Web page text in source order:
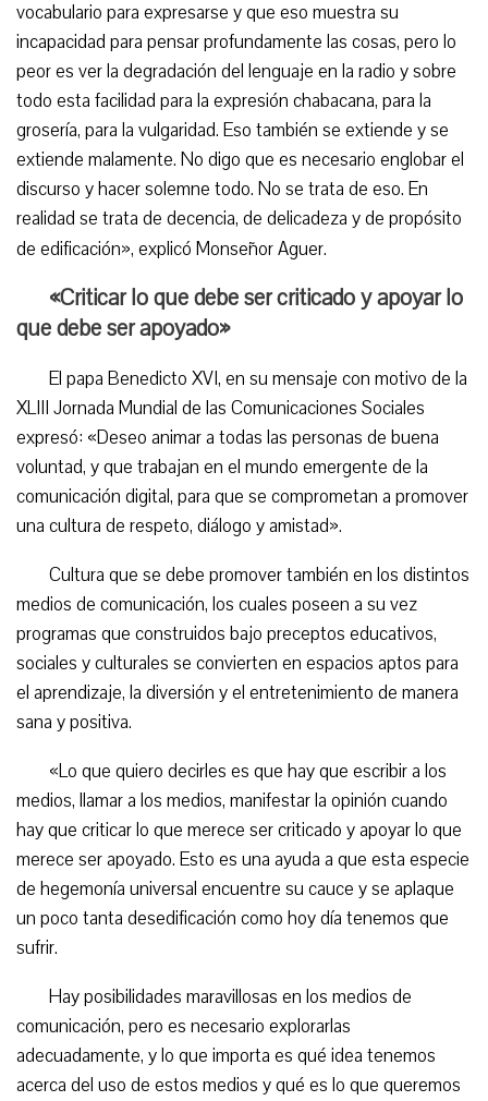
vocabulario para expresarse y que eso muestra su
incapacidad para pensar profundamente las cosas, pero lo
peor es ver la degradación del lenguaje en la radio y sobre
todo esta facilidad para la expresión chabacana, para la
grosería, para la vulgaridad. Eso también se extiende y se
extiende malamente. No digo que es necesario englobar el
discurso y hacer solemne todo. No se trata de eso. En
realidad se trata de decencia, de delicadeza y de propósito
de edificación», explicó Monseñor Aguer.
«Criticar lo que debe ser criticado y apoyar lo
que debe ser apoyado»
El papa Benedicto XVI, en su mensaje con motivo de la
XLIII Jornada Mundial de las Comunicaciones Sociales
expresó: «Deseo animar a todas las personas de buena
voluntad, y que trabajan en el mundo emergente de la
comunicación digital, para que se comprometan a promover
una cultura de respeto, diálogo y amistad».
Cultura que se debe promover también en los distintos
medios de comunicación, los cuales poseen a su vez
programas que construidos bajo preceptos educativos,
sociales y culturales se convierten en espacios aptos para
el aprendizaje, la diversión y el entretenimiento de manera
sana y positiva.
«Lo que quiero decirles es que hay que escribir a los
medios, llamar a los medios, manifestar la opinión cuando
hay que criticar lo que merece ser criticado y apoyar lo que
merece ser apoyado. Esto es una ayuda a que esta especie
de hegemonía universal encuentre su cauce y se aplaque
un poco tanta desedificación como hoy día tenemos que
sufrir.
Hay posibilidades maravillosas en los medios de
comunicación, pero es necesario explorarlas
adecuadamente, y lo que importa es qué idea tenemos
acerca del uso de estos medios y qué es lo que queremos